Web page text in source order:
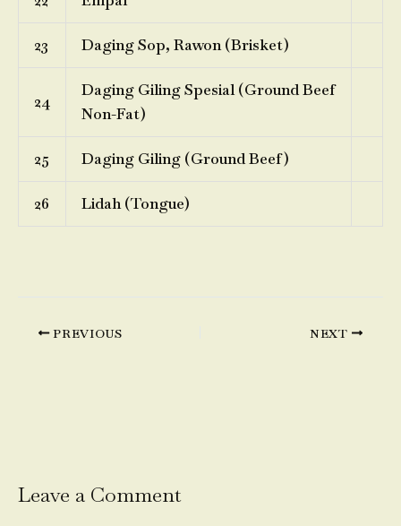
23 Daging Sop, Rawon (Brisket)
24
Daging Giling Spesial (Ground Beef
Non-Fat)
25 Daging Giling (Ground Beef)
26 Lidah (Tongue)
PREVIOUS NEXT
Leave a Comment